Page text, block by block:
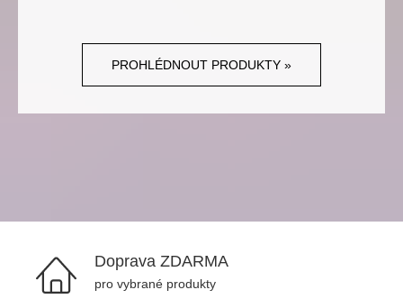
PROHLÉDNOUT PRODUKTY »
Doprava ZDARMA
pro vybrané produkty